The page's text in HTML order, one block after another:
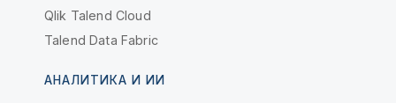
Qlik Talend Cloud
Talend Data Fabric
АНАЛИТИКА И ИИ